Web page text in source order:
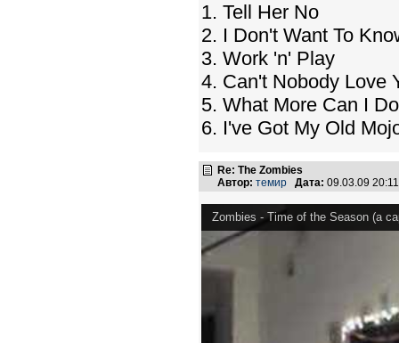
1. Tell Her No
2. I Don't Want To
3. Work 'n' Play
4. Can't Nobody Love
5. What More Can I Do
6. I've Got My Old
Re: The Zombies
Автор: темир Дата: 09.03.09
Zombies - Time of the Season (a